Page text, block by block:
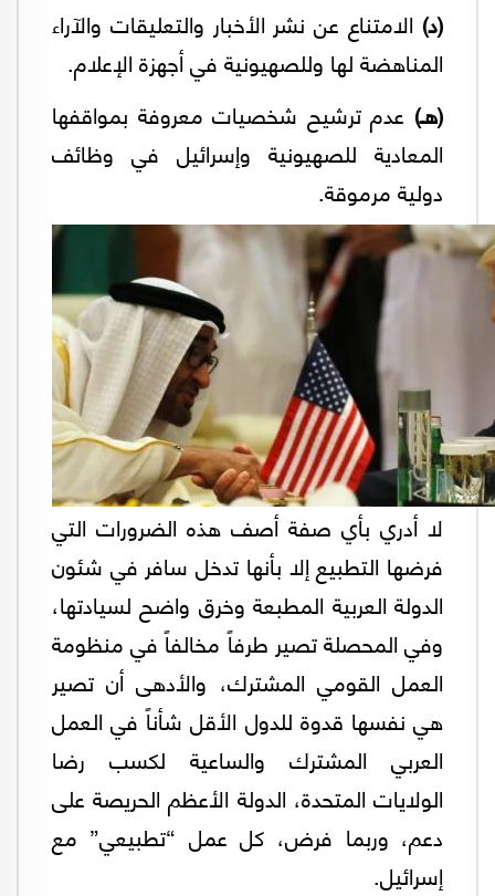
(د) الامتناع عن نشر الأخبار والتعليقات والآراء
المناهضة لها وللصهيونية في أجهزة الإعلام.
(هـ) عدم ترشيح شخصيات معروفة بمواقفها
المعادية للصهيونية وإسرائيل في وظائف
دولية مرموقة.
لا أدري بأي صفة أصف هذه الضرورات التي
فرضها التطبيع إلا بأنها تدخل سافر في شئون
الدولة العربية المطبعة وخرق واضح لسيادتها،
وفي المحصلة تصير طرفاً مخالفاً في منظومة
العمل القومي المشترك، والأدهى أن تصير
هي نفسها قدوة للدول الأقل شأناً في العمل
العربي المشترك والساعية لكسب رضا
الولايات المتحدة، الدولة الأعظم الحريصة على
دعم، وربما فرض، كل عمل “تطبيعي” مع
إسرائيل.